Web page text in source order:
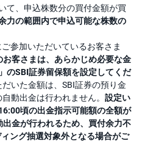
て、申込株数分の買付金額が買
力の範囲内で申込可能な株数の
参加いただいているお客さま
客さまは、あらかじめ必要な金
のSBI証券留保額を設定してくだ
いた金額は、SBI証券の預り金
動出金は行われません。 設定い
頃の出金指示可能額の全額が
金が行われるため、買付余力不
ング抽選対象外となる場合がご